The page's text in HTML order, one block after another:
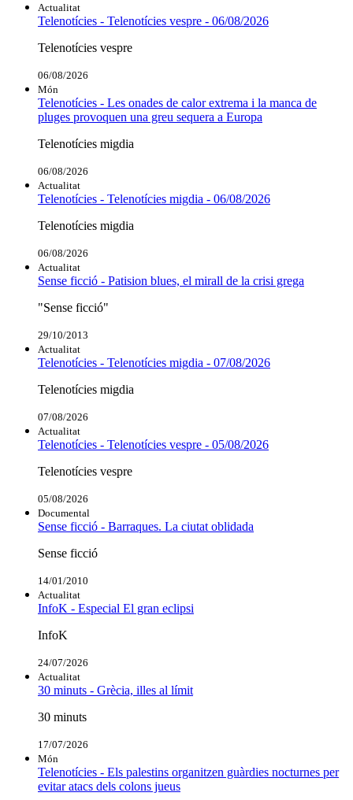
Actualitat
Telenotícies - Telenotícies vespre - 06/08/2026
Telenotícies vespre
06/08/2026
Món
Telenotícies - Les onades de calor extrema i la manca de
pluges provoquen una greu sequera a Europa
Telenotícies migdia
06/08/2026
Actualitat
Telenotícies - Telenotícies migdia - 06/08/2026
Telenotícies migdia
06/08/2026
Actualitat
Sense ficció - Patision blues, el mirall de la crisi grega
"Sense ficció"
29/10/2013
Actualitat
Telenotícies - Telenotícies migdia - 07/08/2026
Telenotícies migdia
07/08/2026
Actualitat
Telenotícies - Telenotícies vespre - 05/08/2026
Telenotícies vespre
05/08/2026
Documental
Sense ficció - Barraques. La ciutat oblidada
Sense ficció
14/01/2010
Actualitat
InfoK - Especial El gran eclipsi
InfoK
24/07/2026
Actualitat
30 minuts - Grècia, illes al límit
30 minuts
17/07/2026
Món
Telenotícies - Els palestins organitzen guàrdies nocturnes per
evitar atacs dels colons jueus